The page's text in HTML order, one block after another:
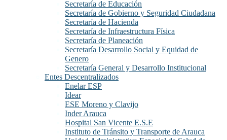
Secretaría de Educación
Secretaría de Gobierno y Seguridad Ciudadana
Secretaría de Hacienda
Secretaría de Infraestructura Física
Secretaría de Planeación
Secretaría Desarrollo Social y Equidad de
Genero
Secretaría General y Desarrollo Institucional
Entes Descentralizados
Enelar ESP
Idear
ESE Moreno y Clavijo
Inder Arauca
Hospital San Vicente E.S.E
Instituto de Tránsito y Transporte de Arauca